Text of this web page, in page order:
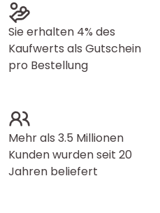
Sie erhalten 4% des
Kaufwerts als Gutschein
pro Bestellung
Mehr als 3.5 Millionen
Kunden wurden seit 20
Jahren beliefert